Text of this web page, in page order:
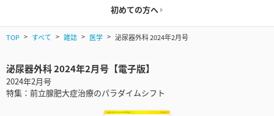
初めての方へ
TOP すべて 雑誌 医学 泌尿器外科 2024年2月号
泌尿器外科 2024年2月号【電子版】
2024年2月号
特集：前立腺肥大症治療のパラダイムシフト